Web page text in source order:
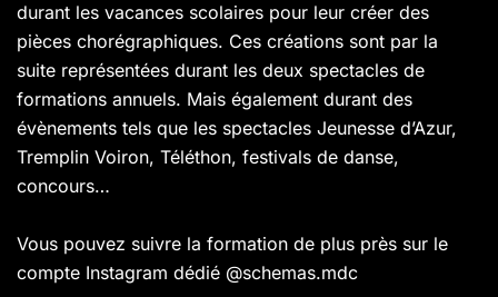
durant les vacances scolaires pour leur créer des
pièces chorégraphiques. Ces créations sont par la
suite représentées durant les deux spectacles de
formations annuels. Mais également durant des
évènements tels que les spectacles Jeunesse d’Azur,
Tremplin Voiron, Téléthon, festivals de danse,
concours…
Vous pouvez suivre la formation de plus près sur le
compte Instagram dédié @schemas.mdc